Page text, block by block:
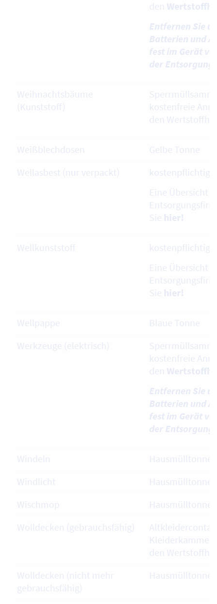
den
Entfernen Sie
Batterien und
fest im Gerät
der Entsorgung!
Weihnachtsbäume
(Kunststoff)
kostenfreie
den
Weißblechdosen
Gelbe Tonne
Wellasbest (nur verpackt)
kostenpflichtig
Eine Übersicht
Sie hier!
Wellkunststoff
kostenpflichtig
Eine Übersicht
Sie hier!
Wellpappe
Blaue Tonne
Werkzeuge (elektrisch)
kostenfreie
den
Entfernen Sie
Batterien und
fest im Gerät
der Entsorgung!
Windeln
Hausmülltonne
Windlicht
Hausmülltonne
Wischmop
Hausmülltonne
Wolldecken (gebrauchsfähig)
den
Wolldecken (nicht mehr
gebrauchsfähig)
Hausmülltonne